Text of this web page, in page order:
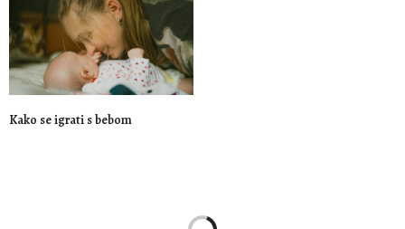
Kako se igrati s bebom